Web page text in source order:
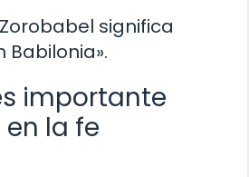
significa
Babilonia».
importante
la fe